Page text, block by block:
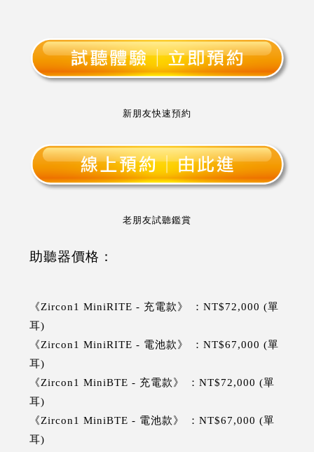
新朋友快速預約
老朋友試聽鑑賞
助聽器價格：
《Zircon1 MiniRITE - 充電款》 ：NT$72,000 (單
耳)
《Zircon1 MiniRITE - 電池款》 ：NT$67,000 (單
耳)
《Zircon1 MiniBTE - 充電款》 ：NT$72,000 (單
耳)
《Zircon1 MiniBTE - 電池款》 ：NT$67,000 (單
耳)